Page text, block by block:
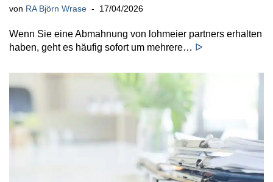
von RA Björn Wrase 17/04/2026
Wenn Sie eine Abmahnung von lohmeier partners erhalten
haben, geht es häufig sofort um mehrere… ᐅ